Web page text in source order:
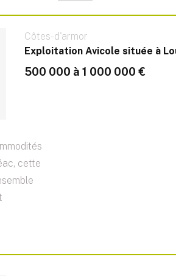
Côtes-d'armor
Exploitation Avicole située à
500 000 à 1 000 000 €
cette